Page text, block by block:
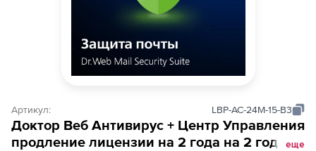
Артикул: LBP-AC-24M-15-B3
Доктор Веб Антивирус + Центр Управления
продление лицензии на 2 года на 2 года
еще